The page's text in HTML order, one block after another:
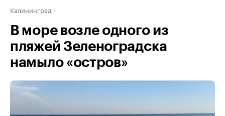
Калининград
В море возле одного из
пляжей Зеленоградска
намыло «остров»